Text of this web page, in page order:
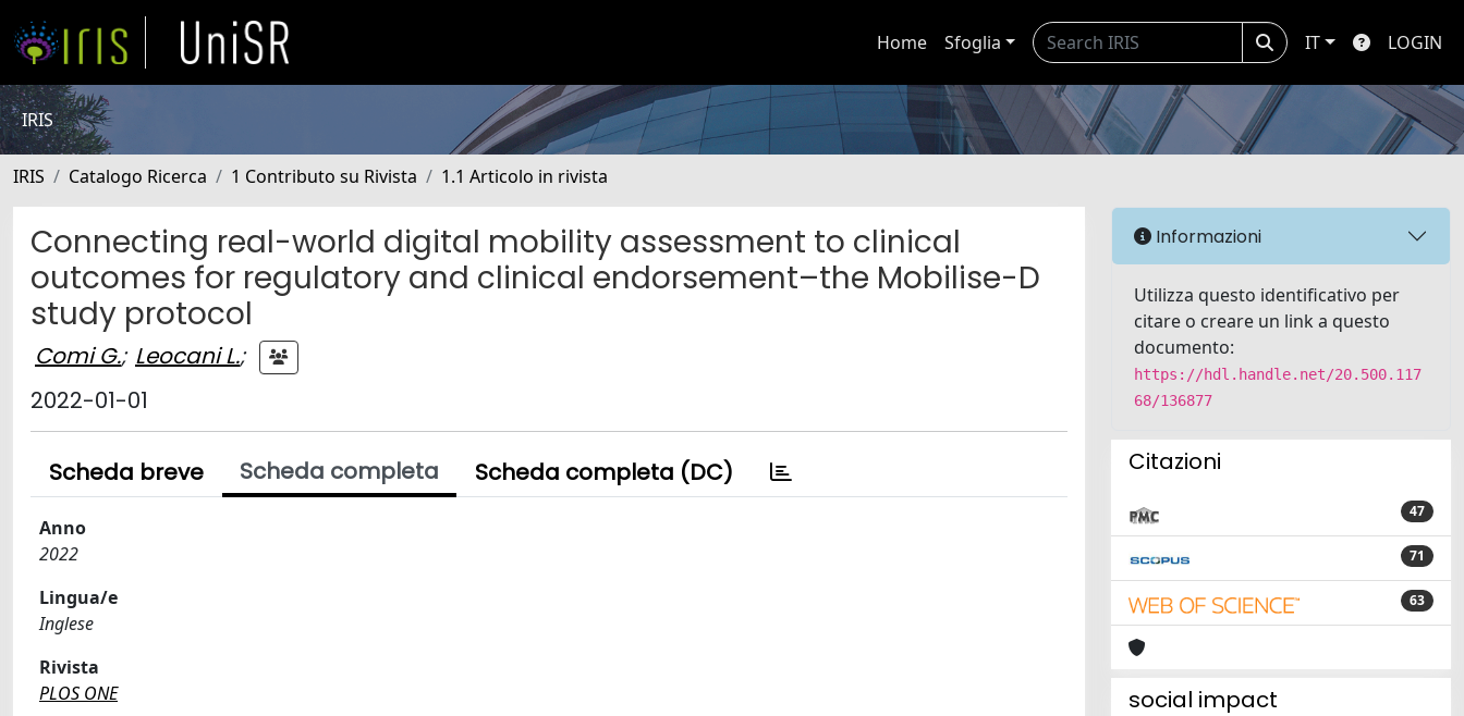
Home Sfoglia IT LOGIN
IRIS
IRIS Catalogo Ricerca 1 Contributo su Rivista 1.1 Articolo in rivista
Connecting real-world digital mobility assessment to clinical
outcomes for regulatory and clinical endorsement–the Mobilise-D
study protocol
Comi G.; Leocani L.;
2022-01-01
Scheda breve Scheda completa Scheda completa (DC)
Anno
2022
Lingua/e
Inglese
Rivista
PLOS ONE
Informazioni
Utilizza questo identificativo per
citare o creare un link a questo
documento:
https://hdl.handle.net/20.500.117
68/136877
Citazioni
47
71
63
social impact